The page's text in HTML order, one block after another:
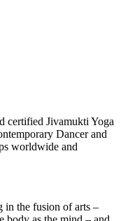
certified Jivamukti Yoga
Dancer and
worldwide and
in the fusion of arts –